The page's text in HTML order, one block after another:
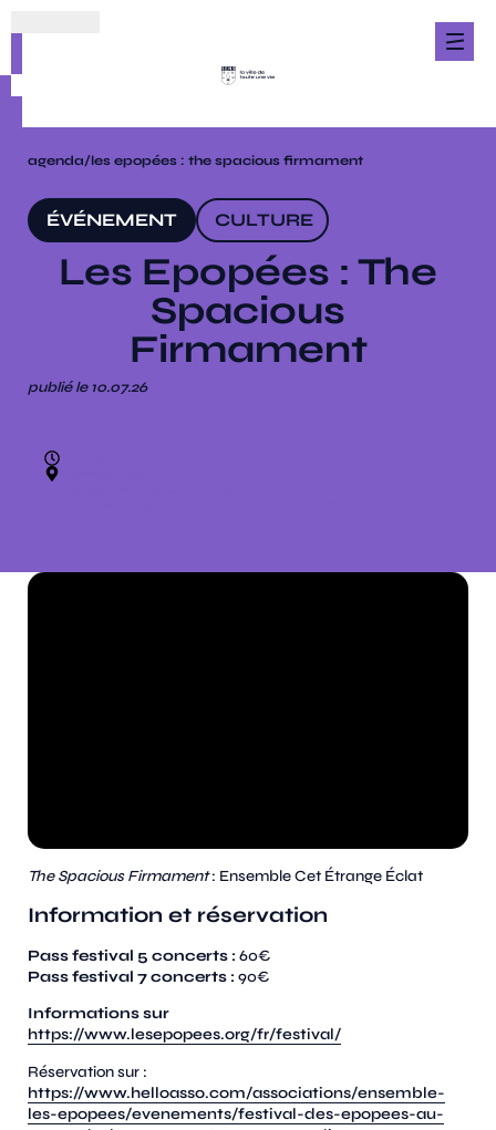
agenda/les epopées : the spacious firmament
ÉVÉNEMENT CULTURE
Les Epopées : The
Spacious
Firmament
publié le 10.07.26
The Spacious Firmament: Ensemble Cet Étrange Éclat
Information et réservation
Pass festival 5 concerts : 60€
Pass festival 7 concerts : 90€
Informations sur
https://www.lesepopees.org/fr/festival/
Réservation sur :
https://www.helloasso.com/associations/ensemble-
les-epopees/evenements/festival-des-epopees-au-